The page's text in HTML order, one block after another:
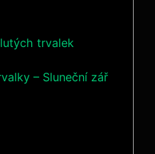
trvalek
– Sluneční zář